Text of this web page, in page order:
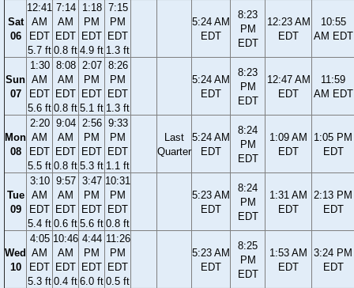
Sat
06
12:41
AM
EDT
5.7 ft
7:14
AM
EDT
0.8 ft
1:18
PM
EDT
4.9 ft
7:15
PM
EDT
1.3 ft
5:24 AM
EDT
8:23
PM
EDT
12:23 AM
EDT
10:55
AM EDT
Sun
07
1:30
AM
EDT
5.6 ft
8:08
AM
EDT
0.8 ft
2:07
PM
EDT
5.1 ft
8:26
PM
EDT
1.3 ft
5:24 AM
EDT
8:23
PM
EDT
12:47 AM
EDT
11:59
AM EDT
Mon
08
2:20
AM
EDT
5.5 ft
9:04
AM
EDT
0.8 ft
2:56
PM
EDT
5.3 ft
9:33
PM
EDT
1.1 ft
Last
Quarter
5:24 AM
EDT
8:24
PM
EDT
1:09 AM
EDT
1:05 PM
EDT
Tue
09
3:10
AM
EDT
5.4 ft
9:57
AM
EDT
0.6 ft
3:47
PM
EDT
5.6 ft
10:31
PM
EDT
0.8 ft
5:23 AM
EDT
8:24
PM
EDT
1:31 AM
EDT
2:13 PM
EDT
Wed
10
4:05
AM
EDT
5.3 ft
10:46
AM
EDT
0.4 ft
4:44
PM
EDT
6.0 ft
11:26
PM
EDT
0.5 ft
5:23 AM
EDT
8:25
PM
EDT
1:53 AM
EDT
3:24 PM
EDT